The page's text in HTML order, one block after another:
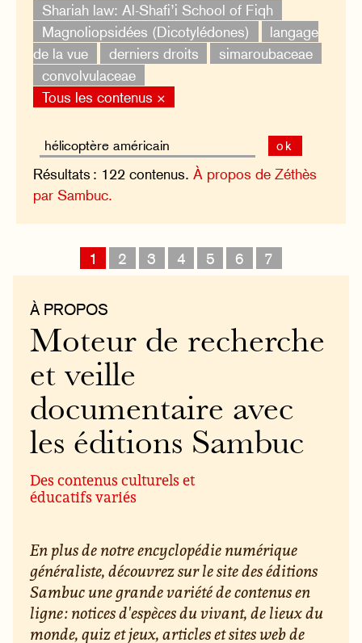
Shariah law: Al-Shafi’i School of Fiqh
Magnoliopsidées (Dicotylédones)
langage
de la vue
derniers droits
simaroubaceae
convolvulaceae
Tous les contenus ×
ok
Résultats : 122 contenus.À propos de Zéthès
par Sambuc.
1 2 3 4 5 6 7
À PROPOS
Moteur de recherche
et veille
documentaire avec
les éditions Sambuc
Des contenus culturels et
éducatifs variés
En plus de notre encyclopédie numérique
généraliste, découvrez sur le site des éditions
Sambuc une grande variété de contenus en
ligne : notices d'espèces du vivant, de lieux du
monde, quiz et jeux, articles et sites web de